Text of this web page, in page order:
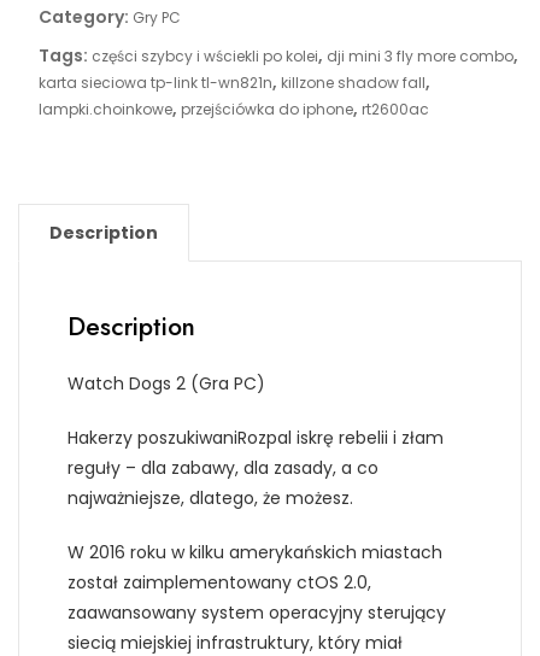
Category: Gry PC
Tags: części szybcy i wściekli po kolei, dji mini 3 fly more combo,
karta sieciowa tp-link tl-wn821n, killzone shadow fall,
lampki.choinkowe, przejściówka do iphone, rt2600ac
Description
Description
Watch Dogs 2 (Gra PC)
Hakerzy poszukiwaniRozpal iskrę rebelii i złam
reguły – dla zabawy, dla zasady, a co
najważniejsze, dlatego, że możesz.
W 2016 roku w kilku amerykańskich miastach
został zaimplementowany ctOS 2.0,
zaawansowany system operacyjny sterujący
siecią miejskiej infrastruktury, który miał